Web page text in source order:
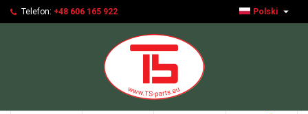
Telefon: +48 606 165 922 Polski 